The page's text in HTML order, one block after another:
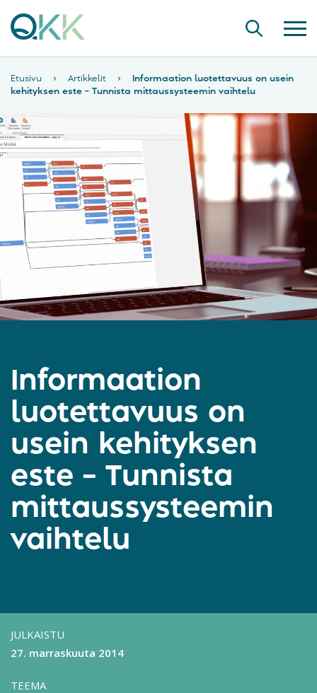
Etusivu › Artikkelit ›
Informaation luotettavuus on usein
kehityksen este – Tunnista mittaussysteemin vaihtelu
Informaation
luotettavuus on
usein kehityksen
este – Tunnista
mittaussysteemin
vaihtelu
JULKAISTU
27. marraskuuta 2014
TEEMA